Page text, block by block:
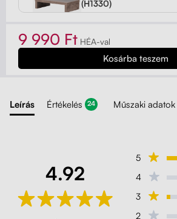
(H1330)
Liftor Riser fa
(H3176)
(U999)
9 990 Ft HÉA-val
Leírás Értékelés 24 Műszaki adatok
4.92
5
4
3
2